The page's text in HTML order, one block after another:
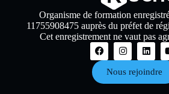
Organisme de formation
11755908475 auprès du préfet de
Cet enregistrement ne vaut pas
Nous rejoindre